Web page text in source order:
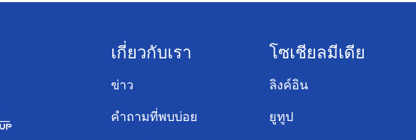
เกี่ยวกับเรา
ข่าว
คำถามที่พบบ่อย
โซเชียลมีเดีย
ลิงค์อิน
ยูทูป